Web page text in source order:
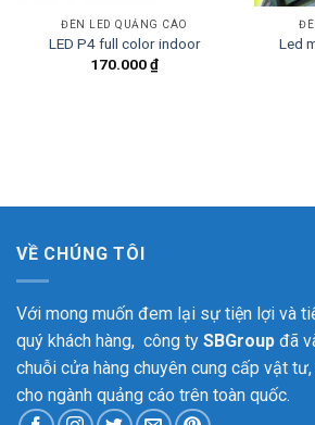
ĐÈN LED QUẢNG CÁO
LED P4 full color indoor
170.000₫
Led
VỀ CHÚNG TÔI
Với mong muốn đem lại sự tiện lợi và
quý khách hàng, công ty SBGroup đã
chuỗi cửa hàng chuyên cung cấp vật
cho ngành quảng cáo trên toàn quốc.